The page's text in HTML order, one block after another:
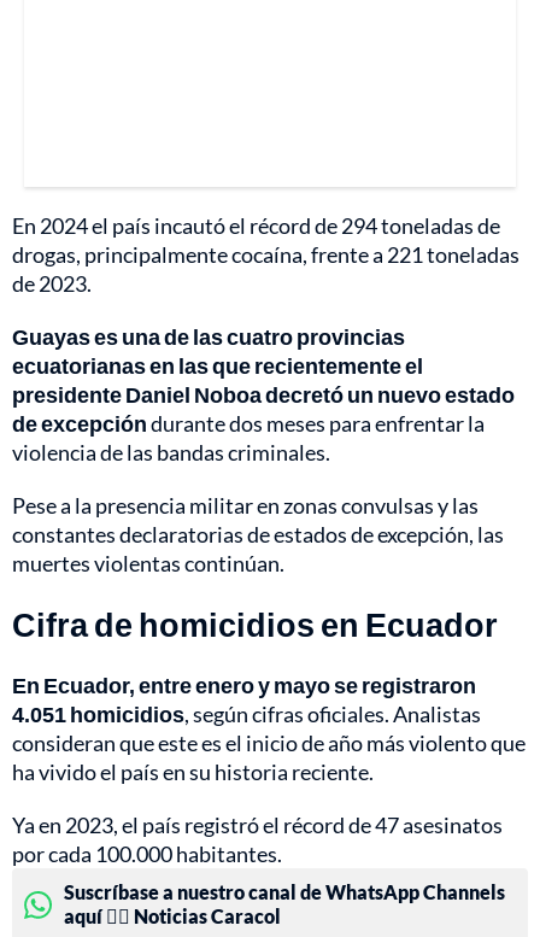
En 2024 el país incautó el récord de 294 toneladas de
drogas, principalmente cocaína, frente a 221 toneladas
de 2023.
Guayas es una de las cuatro provincias
ecuatorianas en las que recientemente el
presidente Daniel Noboa decretó un nuevo estado
de excepcióndurante dos meses para enfrentar la
violencia de las bandas criminales.
Pese a la presencia militar en zonas convulsas y las
constantes declaratorias de estados de excepción, las
muertes violentas continúan.
Cifra de homicidios en Ecuador
En Ecuador, entre enero y mayo se registraron
4.051 homicidios, según cifras oficiales. Analistas
consideran que este es el inicio de año más violento que
ha vivido el país en su historia reciente.
Ya en 2023, el país registró el récord de 47 asesinatos
por cada 100.000 habitantes.
Suscríbase a nuestro canal de WhatsApp Channels
aquí 👉🏻 Noticias Caracol